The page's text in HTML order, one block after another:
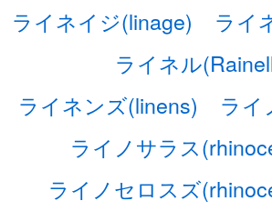
ライネイジ(linage)
ライ
ライネル
ライネンズ(linens)
ライ
ライノサラス
ライノセロスズ